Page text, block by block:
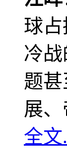
球
冷
题
展
全文